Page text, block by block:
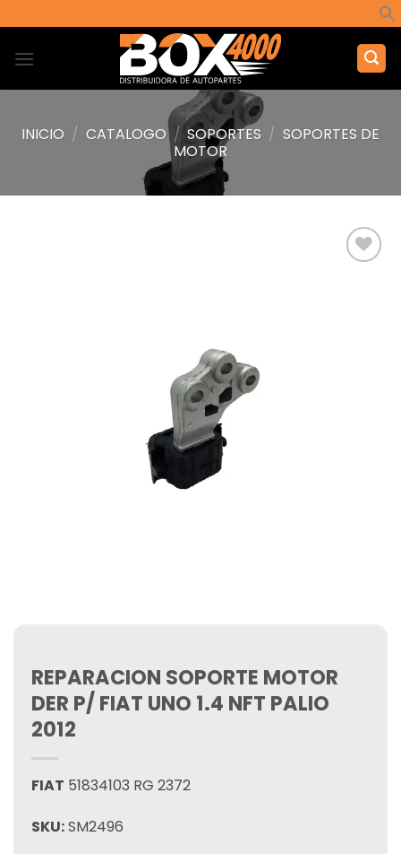
al
contenido
INICIO / CATALOGO / SOPORTES / SOPORTES DE
MOTOR
REPARACION SOPORTE MOTOR
DER P/ FIAT UNO 1.4 NFT PALIO
2012
FIAT 51834103 RG 2372
SKU:SM2496